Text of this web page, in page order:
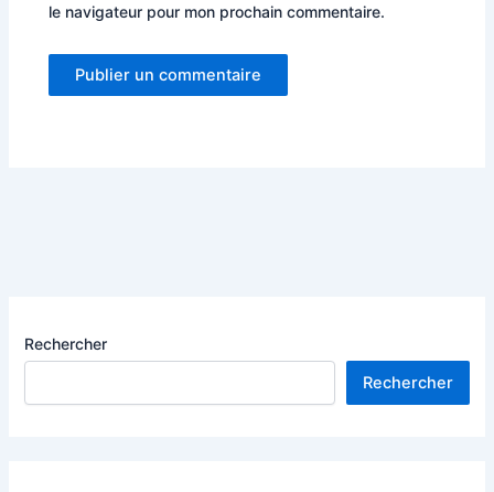
le navigateur pour mon prochain commentaire.
Rechercher
Rechercher